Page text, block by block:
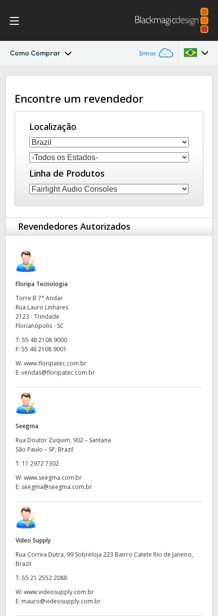
Como Comprar Entrar
Fairlight Live
Especificações
Australia
Austria
Brazil
Canada
China
Denmark
Finland
Hong Kong SAR, China
India
Italy
Japan
Korea
Netherlands
Norway
Singapore
Spain
Sweden
Encontre um revendedor
Localização
Linha de Produtos
Revendedores Autorizados
Floripa Tecnologia
Torre B 7° Andar
Rua Lauro Linhares
2123 - Trindade
Florianópolis - SC
T: 55 48 2108 9000
F: 55 48 2108 9001
W: www.floripatec.com.br
E: vendas@floripatec.com.br
Seegma
Rua Doutor Zuquim, 902 – Santana
São Paulo – SP, Brazil
T: 11 2972 7302
W: www.seegma.com.br
E: seegma@seegma.com.br
Video Supply
Rua Correa Dutra, 99 Sobreloja 223 Bairro Catete Rio de Janeiro,
Brazil
T: 55 21 2552 2088
W: www.videosupply.com.br
E: mauro@videosupply.com.br